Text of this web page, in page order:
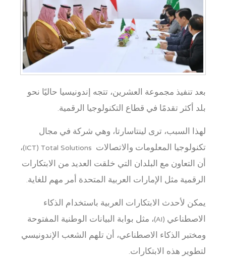
بعد تنفيذ مجموعة العشرين، تتجه إندونيسيا حاليًا نحو
بلد أكثر تقدمًا في قطاع التكنولوجيا الرقمية.
لهذا السبب، ترى لينتاسارتا، وهي شركة في مجال
تكنولوجيا المعلومات والاتصالات ICT) Total Solutions)،
أن التعاون مع البلدان التي خلقت العديد من الابتكارات
الرقمية مثل الإمارات العربية المتحدة أمر مهم للغاية.
يمكن لأحدث الابتكارات العربية باستخدام الذكاء
الاصطناعي (AI)، مثل بوابة البيانات الوطنية المفتوحة
ومختبر الذكاء الاصطناعي، أن تلهم الشعب الإندونيسي
لتطوير هذه الابتكارات.